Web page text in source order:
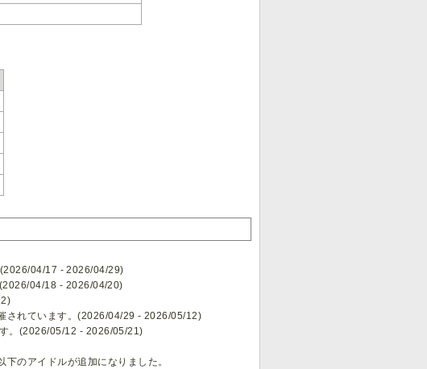
04/17 - 2026/04/29)
04/18 - 2026/04/20)
されています。(2026/04/29 - 2026/05/12)
。(2026/05/12 - 2026/05/21)
下のアイドルが追加になりました。